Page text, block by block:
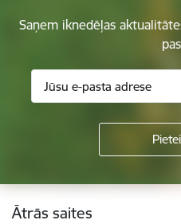
Saņem iknedēļas
Kājene
Ātrās saites